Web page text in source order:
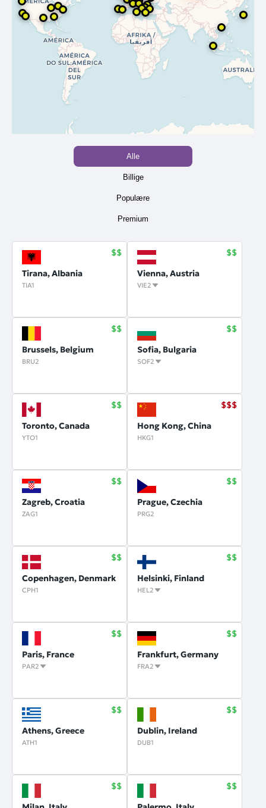
Alle
Billige
Populære
Premium
Tirana, Albania
TIA1
Vienna, Austria
VIE2
Brussels, Belgium
BRU2
Sofia, Bulgaria
SOF2
Toronto, Canada
YTO1
Hong Kong, China
HKG1
Zagreb, Croatia
ZAG1
Prague, Czechia
PRG2
Copenhagen, Denmark
CPH1
Helsinki, Finland
HEL2
Paris, France
PAR2
Frankfurt, Germany
FRA2
Athens, Greece
ATH1
Dublin, Ireland
DUB1